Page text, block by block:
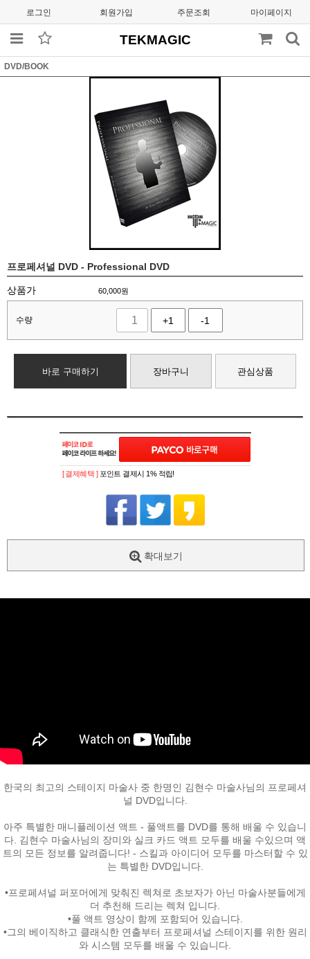
로그인 회원가입 주문조회 마이페이지
TEKMAGIC
DVD/BOOK
프로페셔널 DVD - Professional DVD
상품가 60,000원
수량 +1 -1
바로 구매하기 장바구니 관심상품
페이코 ID로
PAYCO 바로
[ 결제혜택 ] 포인트 결제시 1% 적립!
확대보기
한국의 최고의 스테이지 마술사 중 한명인 김현수 마술사님의 프로페셔
널 DVD입니다.
아주 특별한 매니플레이션 액트 - 풀액트를 DVD를 통해 배울 수 있습니
다. 김현수 마술사님의 장미와 실크 카드 액트 모두를 배울 수있으며 액
트의 모든 정보를 알려줍니다! - 스킬과 아이디어 모두를 마스터할 수 있
는 특별한 DVD입니다.
•프로페셔널 퍼포머에게 맞춰진 렉쳐로 초보자가 아닌 마술사분들에게
더 추천해 드리는 렉쳐 입니다.
•풀 액트 영상이 함께 포함되어 있습니다.
•그의 베이직하고 클래식한 연출부터 프로페셔널 스테이지를 위한 원리
와 시스템 모두를 배울 수 있습니다.